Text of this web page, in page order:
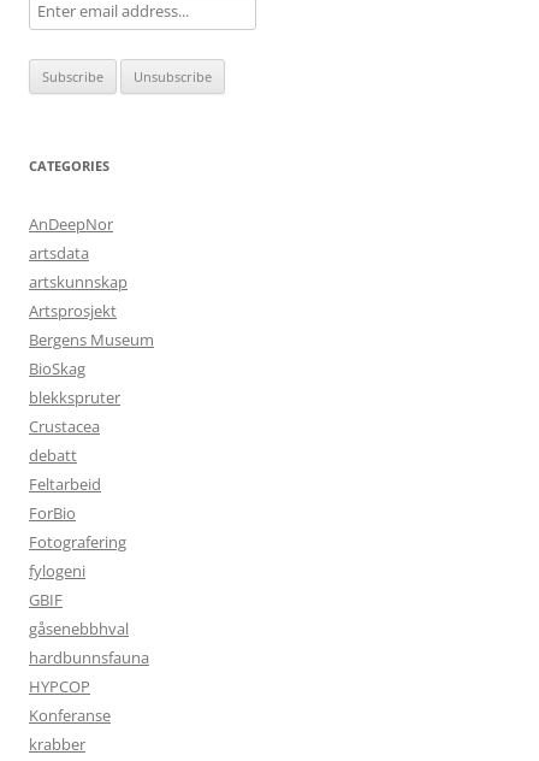
CATEGORIES
AnDeepNor
artsdata
artskunnskap
Artsprosjekt
Bergens Museum
BioSkag
blekkspruter
Crustacea
debatt
Feltarbeid
ForBio
Fotografering
fylogeni
GBIF
gåsenebbhval
hardbunnsfauna
HYPCOP
Konferanse
krabber